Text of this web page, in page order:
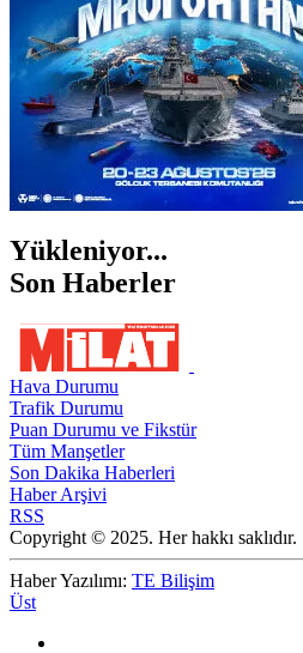
Yükleniyor...
Son Haberler
Hava Durumu
Trafik Durumu
Puan Durumu ve Fikstür
Tüm Manşetler
Son Dakika Haberleri
Haber Arşivi
RSS
Copyright © 2025. Her hakkı saklıdır.
Haber Yazılımı: TE Bilişim
Üst